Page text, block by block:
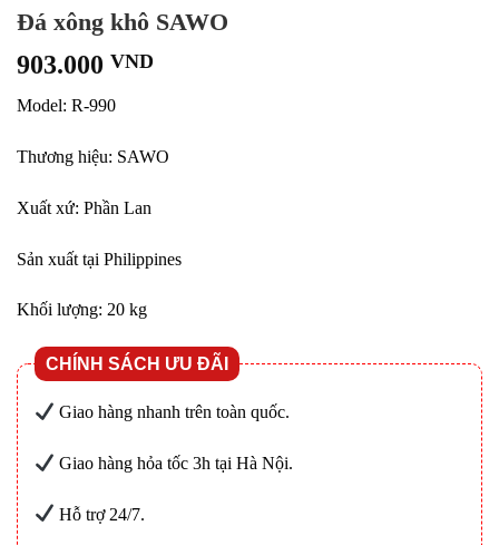
Đá xông khô SAWO
903.000 VND
Model: R-990
Thương hiệu: SAWO
Xuất xứ: Phần Lan
Sản xuất tại Philippines
Khối lượng: 20 kg
CHÍNH SÁCH ƯU ĐÃI
Giao hàng nhanh trên toàn quốc.
Giao hàng hỏa tốc 3h tại Hà Nội.
Hỗ trợ 24/7.